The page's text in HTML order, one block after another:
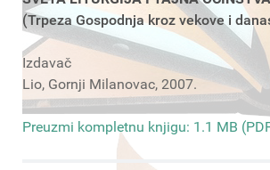
(Trpeza Gospodnja kroz vekove i
Izdavač
Lio, Gornji Milanovac, 2007.
Preuzmi kompletnu knjigu: 1.1 MB